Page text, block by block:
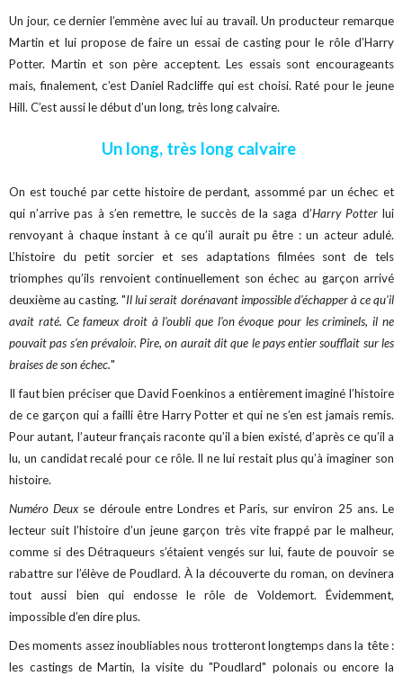
Un jour, ce dernier l’emmène avec lui au travail. Un producteur remarque
Martin et lui propose de faire un essai de casting pour le rôle d’Harry
Potter. Martin et son père acceptent. Les essais sont encourageants
mais, finalement, c’est Daniel Radcliffe qui est choisi. Raté pour le jeune
Hill. C’est aussi le début d’un long, très long calvaire.
Un long, très long calvaire
On est touché par cette histoire de perdant, assommé par un échec et
qui n’arrive pas à s’en remettre, le succès de la saga d’Harry Potterlui
renvoyant à chaque instant à ce qu’il aurait pu être : un acteur adulé.
L’histoire du petit sorcier et ses adaptations filmées sont de tels
triomphes qu’ils renvoient continuellement son échec au garçon arrivé
deuxième au casting. "Il lui serait dorénavant impossible d'échapper à ce qu'il
avait raté. Ce fameux droit à l'oubli que l'on évoque pour les criminels, il ne
pouvait pas s'en prévaloir. Pire, on aurait dit que le pays entier soufflait sur les
braises de son échec."
Il faut bien préciser que David Foenkinos a entièrement imaginé l’histoire
de ce garçon qui a failli être Harry Potter et qui ne s’en est jamais remis.
Pour autant, l’auteur français raconte qu’il a bien existé, d’après ce qu’il a
lu, un candidat recalé pour ce rôle. Il ne lui restait plus qu’à imaginer son
histoire.
Numéro Deux se déroule entre Londres et Paris, sur environ 25 ans. Le
lecteur suit l’histoire d’un jeune garçon très vite frappé par le malheur,
comme si des Détraqueurs s’étaient vengés sur lui, faute de pouvoir se
rabattre sur l’élève de Poudlard. À la découverte du roman, on devinera
tout aussi bien qui endosse le rôle de Voldemort. Évidemment,
impossible d’en dire plus.
Des moments assez inoubliables nous trotteront longtemps dans la tête :
les castings de Martin, la visite du "Poudlard" polonais ou encore la